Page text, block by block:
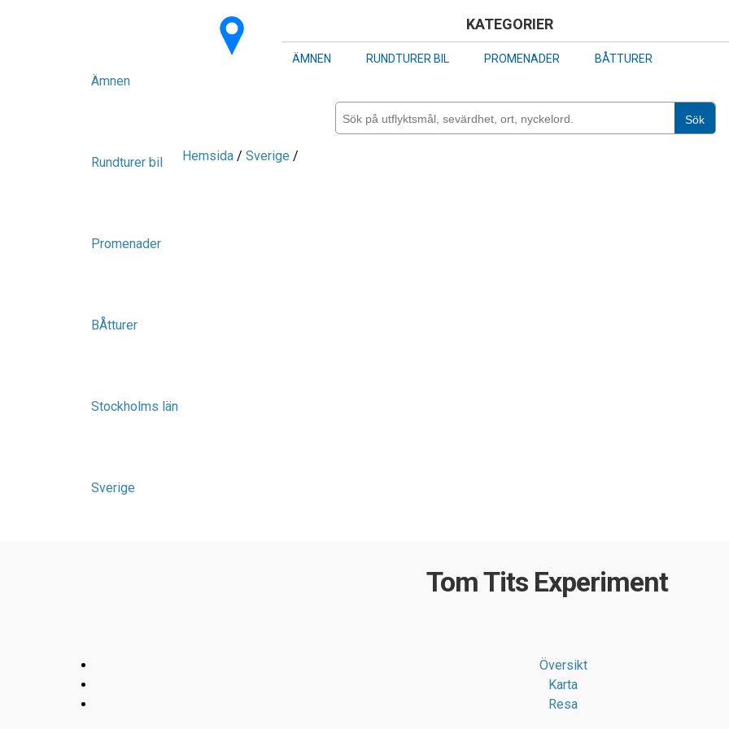
to
main
Ämnen
Rundturer bil
Promenader
BÅtturer
Stockholms län
Sverige
KATEGORIER
ÄMNEN RUNDTURER BIL PROMENADER BÅTTURER
Sök
Hemsida / Sverige /
Tom Tits Experiment
Översikt
Karta
Resa